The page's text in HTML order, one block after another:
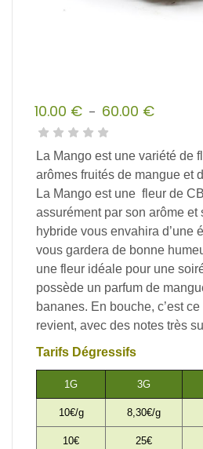
10.00 € – 60.00 €
Plage
de
prix :
10.00 €
60.00 €
La Mango est une variété de
arômes fruités de mangue et
La Mango est une fleur de
assurément par son arôme et
hybride vous envahira d’une
vous gardera de bonne
une fleur idéale pour une
possède un parfum de
bananes. En bouche, c’est
revient, avec des notes très
Tarifs Dégressifs
1G 3G
10€/g 8,30€/g
10€ 25€